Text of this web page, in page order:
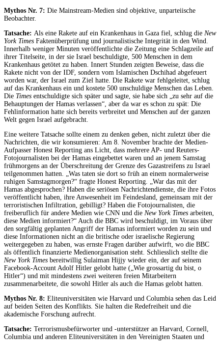
Mythos Nr. 7: Die Mainstream-Medien sind objektive, unparteiische
Beobachter.
Tatsache: Als eine Rakete auf ein Krankenhaus in Gaza fiel, schlug die New
York Times Faktenüberprüfung und journalistische Integrität in den Wind.
Innerhalb weniger Minuten veröffentlichte die Zeitung eine Schlagzeile auf
ihrer Titelseite, in der sie Israel beschuldigte, 500 Menschen in dem
Krankenhaus getötet zu haben. Innert Stunden zeigten Beweise, dass die
Rakete nicht von der IDF, sondern vom Islamischen Dschihad abgefeuert
worden war, der Israel zum Ziel hatte. Die Rakete war fehlgeleitet, schlug
auf das Krankenhaus ein und kostete 500 unschuldige Menschen das Leben.
Die Times entschuldigte sich später und sagte, sie habe sich „zu sehr auf die
Behauptungen der Hamas verlassen“, aber da war es schon zu spät: Die
Fehlinformation hatte sich bereits verbreitet und Menschen auf der ganzen
Welt gegen Israel aufgebracht.
Eine weitere Tatsache sollte einem zu denken geben, nicht zuletzt über die
Nachrichten, die wir konsumieren: Am 8. November brachte der Medien-
Aufpasser Honest Reporting ans Licht, dass mehrere AP- und Reuters-
Fotojournalisten bei der Hamas eingebettet waren und an jenem Samstag
frühmorgens an der Überschreitung der Grenze des Gazastreifens zu Israel
teilgenommen hatten. „Was taten sie dort so früh an einem normalerweise
ruhigen Samstagmorgen?“ fragte Honest Reporting. „War das mit der
Hamas abgesprochen? Haben die seriösen Nachrichtendienste, die ihre Fotos
veröffentlicht haben, ihre Anwesenheit im Feindesland, gemeinsam mit der
terroristischen Infiltration, gebilligt? Haben die Fotojournalisten, die
freiberuflich für andere Medien wie CNN und die New York Times arbeiten,
diese Medien informiert?“ Auch die BBC wird beschuldigt, im Voraus über
den sorgfältig geplanten Angriff der Hamas informiert worden zu sein und
diese Informationen nicht an die britische oder israelische Regierung
weitergegeben zu haben, was ernste Fragen darüber aufwirft, wo die BBC
als öffentlich finanzierte Medienorganisation steht. Schliesslich stellte die
New York Times bereitwillig Sulaiman Hijjy wieder ein, der auf seinem
Facebook-Account Adolf Hitler gelobt hatte („Wie grossartig du bist, o
Hitler“) und mit mindestens zwei weiteren freien Mitarbeitern
zusammenarbeitete, die sowohl Hitler als auch die Hamas gelobt hatten.
Mythos Nr. 8: Eliteuniversitäten wie Harvard und Columbia sehen das Leid
auf beiden Seiten des Konflikts. Sie halten die Redefreiheit und die
akademische Forschung aufrecht.
Tatsache: Terrorismusbefürworter und -unterstützer an Harvard, Cornell,
Columbia und anderen Eliteuniversitäten in den Vereinigten Staaten und